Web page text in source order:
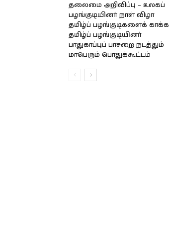
தலைமை அறிவிப்பு – உலகப்
பழங்குடியினர் நாள் விழா
தமிழ்ப் பழங்குடிகளைக் காக்க
தமிழ்ப் பழங்குடியினர்
பாதுகாப்புப் பாசறை நடத்தும்
மாபெரும் பொதுக்கூட்டம்